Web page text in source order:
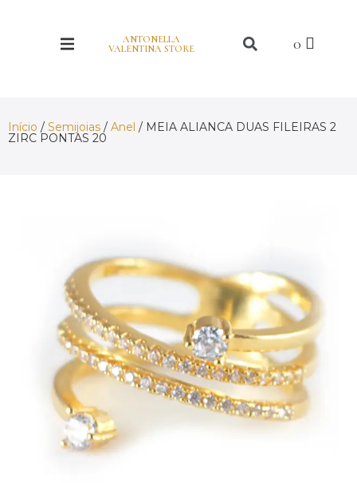
ANTONELLA
VALENTINA STORE
Início / Semijoias / Anel / MEIA ALIANCA DUAS FILEIRAS 2
ZIRC PONTAS 20